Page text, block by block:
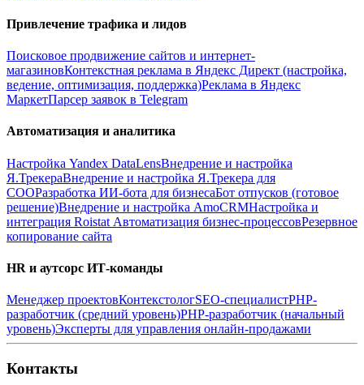
Привлечение трафика и лидов
Поисковое продвижение сайтов и интернет-
магазиновКонтекстная реклама в Яндекс Директ (настройка,
ведение, оптимизация, поддержка)Реклама в Яндекс
МаркетПарсер заявок в Telegram
Автоматизация и аналитика
Настройка Yandex DataLensВнедрение и настройка
Я.ТрекераВнедрение и настройка Я.Трекера для
СООРазработка ИИ-бота для бизнесаБот отпусков (готовое
решение)Внедрение и настройка AmoCRMНастройка и
интеграция Roistat Автоматизация бизнес-процессовРезервное
копирование сайта
HR и аутсорс ИТ-команды
Менеджер проектовКонтекстологSEO-специалистPHP-
разработчик (средний уровень)PHP-разработчик (начальный
уровень)Эксперты для управления онлайн-продажами
Контакты